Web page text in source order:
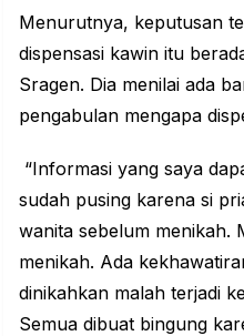
Menurutnya, keputusan
dispensasi kawin itu
Sragen. Dia menilai ada
pengabulan mengapa
“Informasi yang saya
sudah pusing karena si
wanita sebelum menikah.
menikah. Ada
dinikahkan malah terjadi
Semua dibuat bingung